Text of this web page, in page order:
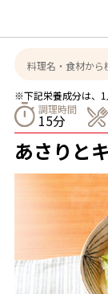
商品情報
ブランド一覧
ヤマキ『め
レシピ
おいしいレシピを
おいしいレシ
主食レシピ
かつお節・だ
かつお節・だしを
だしの取り方
CM・キャンペ
CM企業・採用情報
※下記栄養成分は、1
調理時間
15分
あさりと